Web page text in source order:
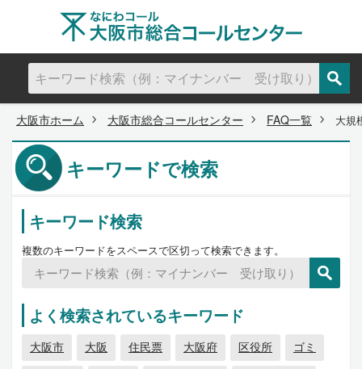
大阪市ホーム 大阪市総合コールセンター FAQ一覧 大規
キーワードで検索
キーワード検索
複数のキーワードをスペースで区切って検索できます。
よく検索されているキーワード
大阪市 大阪 住民票 大阪府 区役所
ゴミ